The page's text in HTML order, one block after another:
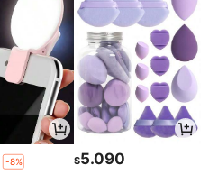
-8% $5.090